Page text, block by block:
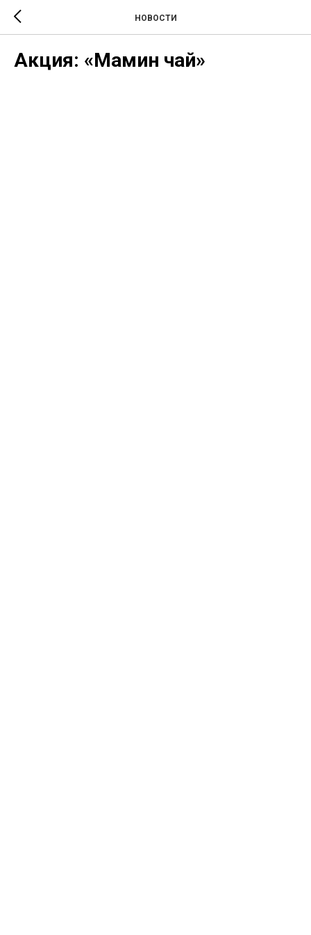
НОВОСТИ
Акция: «Мамин чай»